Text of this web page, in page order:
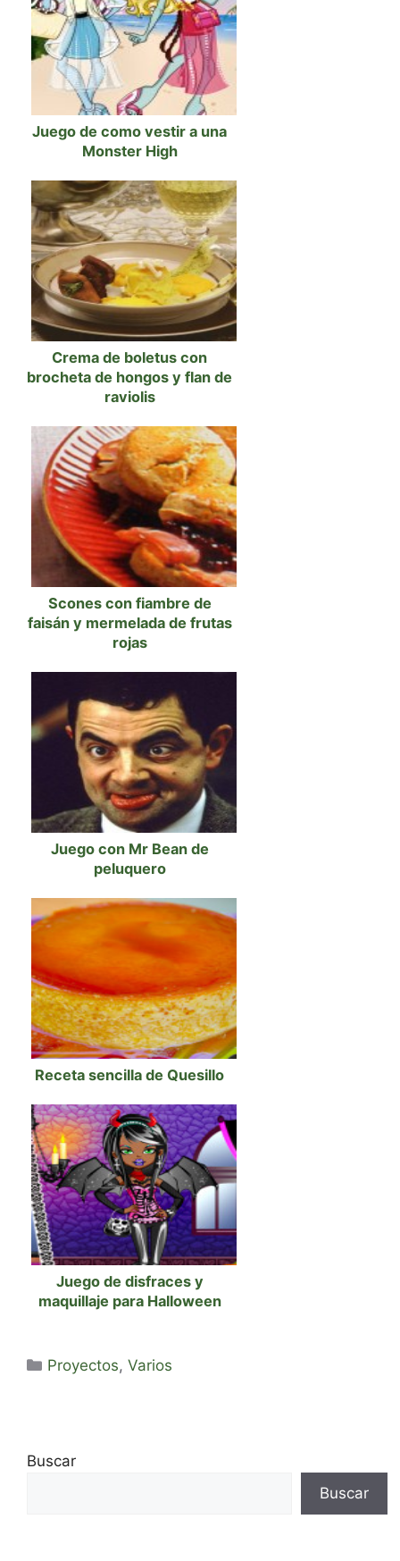
Juego de como vestir a una
Monster High
Crema de boletus con
brocheta de hongos y flan de
raviolis
Scones con fiambre de
faisán y mermelada de frutas
rojas
Juego con Mr Bean de
peluquero
Receta sencilla de Quesillo
Juego de disfraces y
maquillaje para Halloween
Categorías
Proyectos,Varios
Buscar
Buscar